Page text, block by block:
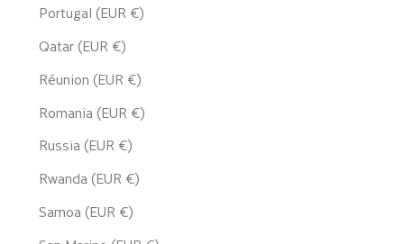
Portugal (EUR €)
Qatar (EUR €)
Réunion (EUR €)
Romania (EUR €)
Russia (EUR €)
Rwanda (EUR €)
Samoa (EUR €)